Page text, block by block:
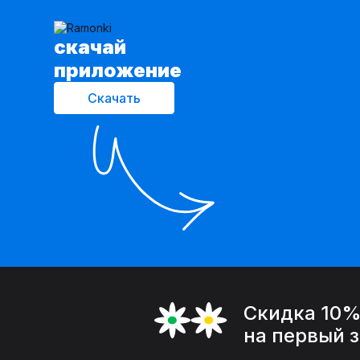
cкачай
приложение
Скачать
Скидка 10%
на первый